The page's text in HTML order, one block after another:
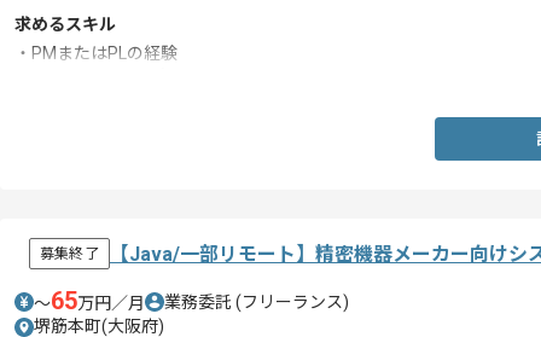
求めるスキル
・PMまたはPLの経験
募集終了 【Java/一部リモート】精密機器メーカー向け
〜65万円／月 業務委託 (フリーランス)
堺筋本町(大阪府)